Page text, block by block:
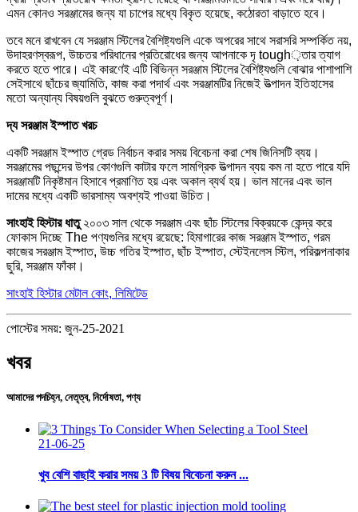
এমন কোনও সরঞ্জামের জন্য যা চাপের মধ্যে বিকৃত হয়েছে, কঠোরতা বাড়াতে হবে।
তবে মনে রাখবেন যে সরঞ্জাম স্টিলের বৈশিষ্ট্যগুলি একে অপরের সাথে সরাসরি সম্পর্কিত নয়,
উদাহরণস্বরূপ, উচ্চতর পরিধানের প্রতিরোধের জন্য আপনাকে দৃ tough়তার ত্যাগ
করতে হতে পারে। এই কারণেই এটি বিভিন্ন সরঞ্জাম স্টিলের বৈশিষ্ট্যগুলি বোঝার পাশাপাশি
সেইসাথে ছাঁচের জ্যামিতি, কাজ করা পদার্থ এবং সরঞ্জামটির নিজেই উত্পাদন ইতিহাসের
মতো অন্যান্য বিষয়গুলি বুঝতে গুরুত্বপূর্ণ।
দ্যসরঞ্জাম ইস্পাত খরচ
একটি সরঞ্জাম ইস্পাত গ্রেড নির্বাচন করার সময় বিবেচনা করা শেষ জিনিসটি ব্যয়।
সরঞ্জামের পছন্দের উপর কোণগুলি কাটার ফলে সামগ্রিক উত্পাদন ব্যয় কম না হতে পারে যদি
সরঞ্জামটি নিকৃষ্টমান হিসাবে প্রমাণিত হয় এবং অকাল ব্যর্থ হয়। ভাল মানের এবং ভাল
দামের মধ্যে একটি ভারসাম্য অবশ্যই পাওয়া উচিত।
সাংহাই হিস্টার ধাতু২০০৩ সাল থেকে সরঞ্জাম এবং ছাঁচ স্টিলের বিক্রয়কে কেন্দ্র করে
ফোকাস দিচ্ছে The পণ্যগুলির মধ্যে রয়েছে: হিমাগারের কাজ সরঞ্জাম ইস্পাত, গরম
কাজের সরঞ্জাম ইস্পাত, উচ্চ গতির ইস্পাত, ছাঁচ ইস্পাত, স্টেইনলেস স্টিল, পরিকল্পনাকার
ছুরি, সরঞ্জাম ফাঁকা।
সাংহাই হিস্টার মেটাল কোং, লিমিটেড
পোস্টের সময়: জুন-25-2021
খবর
আমাদের পদচিহ্ন, নেতৃত্ব, নির্দোষতা, পণ্য
21-06-25
খুব বেশি বাছাই করার সময় 3 টি বিষয় বিবেচনা করুন ...